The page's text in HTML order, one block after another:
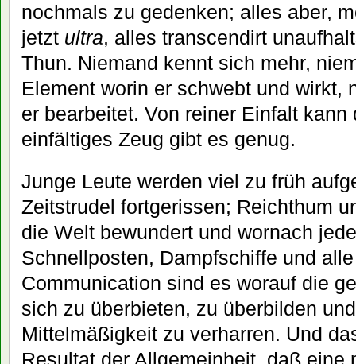
nochmals zu gedenken; alles aber,
jetzt ultra, alles transcendirt
Thun. Niemand kennt sich mehr,
Element worin er schwebt und wirkt,
er bearbeitet. Von reiner Einfalt
einfältiges Zeug gibt es genug.
Junge Leute werden viel zu früh
Zeitstrudel fortgerissen; Reichthum
die Welt bewundert und wornach
Schnellposten, Dampfschiffe und
Communication sind es worauf die
sich zu überbieten, zu überbilden
Mittelmäßigkeit zu verharren. Und
Resultat der Allgemeinheit, daß eine